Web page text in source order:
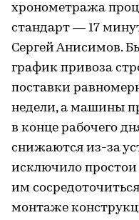
хронометража
стандарт — 17
Сергей Анисимов.
график привоза
поставки
недели, а машины
в конце рабочего
снижаются из-за
исключило простои
им
монтаже